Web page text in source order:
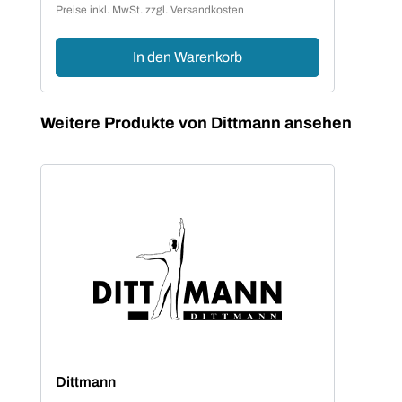
Preise inkl. MwSt. zzgl. Versandkosten
In den Warenkorb
Produktgalerie überspringen
Weitere Produkte von Dittmann ansehen
Dittmann